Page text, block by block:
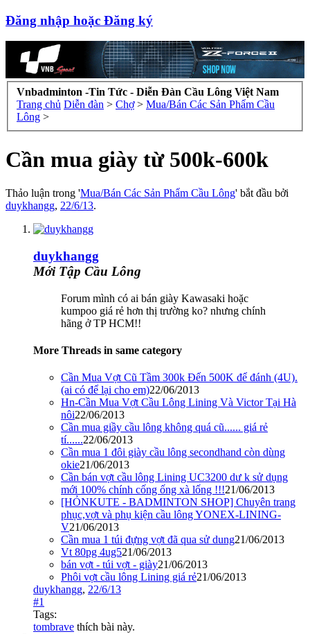
Đăng nhập hoặc Đăng ký
Vnbadminton -Tin Tức - Diễn Đàn Cầu Lông Việt Nam
Trang chủ Diễn đàn > Chợ > Mua/Bán Các Sản Phẩm Cầu
Lông >
Cần mua giày từ 500k-600k
Thảo luận trong 'Mua/Bán Các Sản Phẩm Cầu Lông' bắt đầu bởi
duykhangg, 22/6/13.
duykhangg
Mới Tập Cầu Lông
Forum mình có ai bán giày Kawasaki hoặc
kumpoo giá rẻ hơn thị trường ko? nhưng chính
hãng ở TP HCM!!
More Threads in same category
Cần Mua Vợt Cũ Tầm 300k Đến 500K để đánh (4U).
(ai có để lại cho em)22/06/2013
Hn-Cần Mua Vợt Cầu Lông Lining Và Victor Tại Hà
nôi22/06/2013
Cần mua giầy cầu lông không quá cũ...... giá rẻ
tí......22/06/2013
Cần mua 1 đôi giày cầu lông secondhand còn dùng
okie21/06/2013
Cần bán vợt cầu lông Lining UC3200 dư k sử dụng
mới 100% chính cống ống xà lống !!!21/06/2013
[HỎNKUTE - BADMINTON SHOP] Chuyên trang
phục,vợt và phụ kiện cầu lông YONEX-LINING-
V21/06/2013
Cần mua 1 túi đựng vợt đã qua sử dung21/06/2013
Vt 80pg 4ug521/06/2013
bán vợt - túi vợt - giày21/06/2013
Phôi vợt cầu lông Lining giá rẻ21/06/2013
duykhangg, 22/6/13
#1
Tags:
tombrave thích bài này.